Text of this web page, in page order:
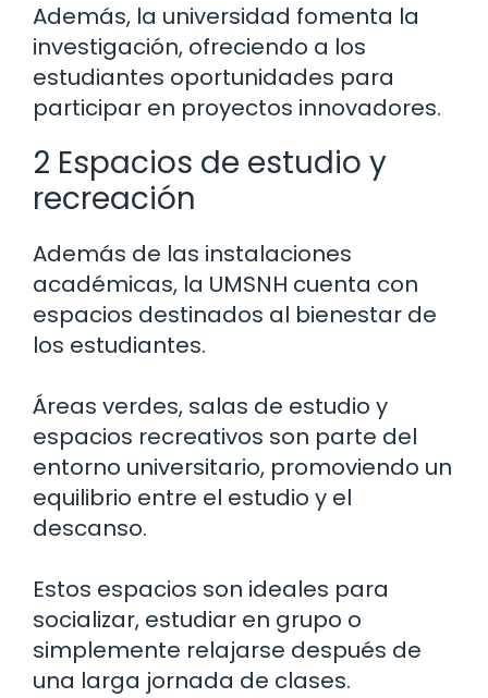
Además, la universidad fomenta la
investigación, ofreciendo a los
estudiantes oportunidades para
participar en proyectos innovadores.
2 Espacios de estudio y
recreación
Además de las instalaciones
académicas, la UMSNH cuenta con
espacios destinados al bienestar de
los estudiantes.
Áreas verdes, salas de estudio y
espacios recreativos son parte del
entorno universitario, promoviendo un
equilibrio entre el estudio y el
descanso.
Estos espacios son ideales para
socializar, estudiar en grupo o
simplemente relajarse después de
una larga jornada de clases.